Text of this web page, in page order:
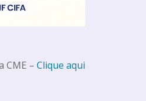
CME – Clique aqui